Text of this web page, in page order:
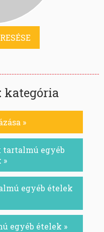
kategória
»
tartalmú egyéb
»
egyéb ételek
egyéb ételek »